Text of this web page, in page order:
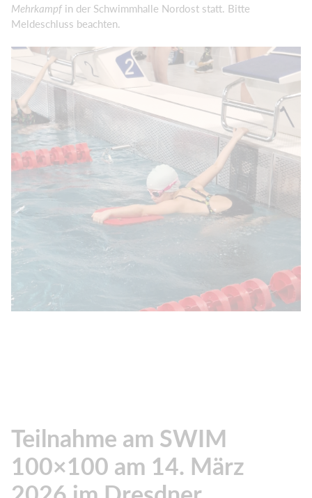
Mehrkampf in der Schwimmhalle Nordost statt. Bitte
Meldeschluss beachten.
Teilnahme am SWIM
100×100 am 14. März